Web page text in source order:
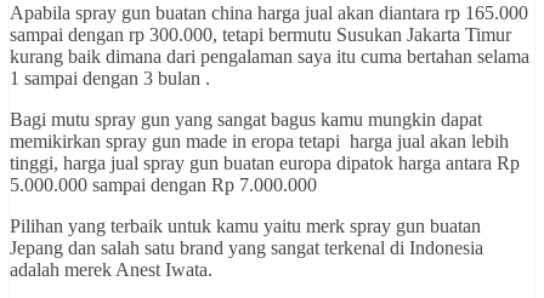
Apabila spray gun buatan china harga jual akan diantara rp 165.000
sampai dengan rp 300.000, tetapi bermutu Susukan Jakarta Timur
kurang baik dimana dari pengalaman saya itu cuma bertahan selama
1 sampai dengan 3 bulan .
Bagi mutu spray gun yang sangat bagus kamu mungkin dapat
memikirkan spray gun made in eropa tetapi harga jual akan lebih
tinggi, harga jual spray gun buatan europa dipatok harga antara Rp
5.000.000 sampai dengan Rp 7.000.000
Pilihan yang terbaik untuk kamu yaitu merk spray gun buatan
Jepang dan salah satu brand yang sangat terkenal di Indonesia
adalah merek Anest Iwata.